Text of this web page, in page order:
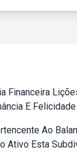
Financeira
E Felicidade
Ao
Ativo Esta